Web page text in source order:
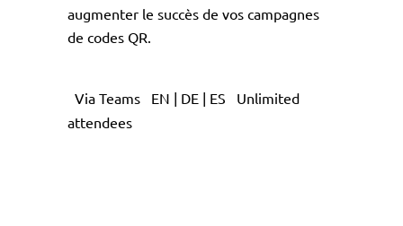
augmenter le succès de vos campagnes
de codes QR.
Via Teams EN | DE | ES
Unlimited
attendees